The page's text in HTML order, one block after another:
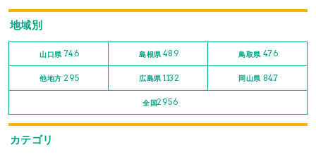
地域別
山口県 746 島根県 489 鳥取県 476
他地方 295 広島県 1132 岡山県 847
全国2956
カテゴリ